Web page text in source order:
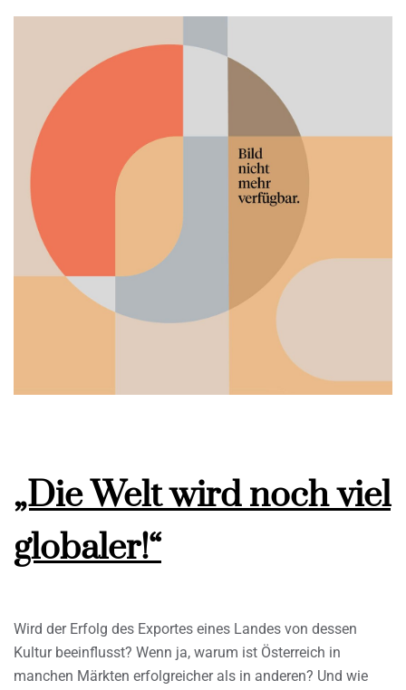
„Die Welt wird noch viel
globaler!“
Wird der Erfolg des Exportes eines Landes von dessen
Kultur beeinflusst? Wenn ja, warum ist Österreich in
manchen Märkten erfolgreicher als in anderen? Und wie